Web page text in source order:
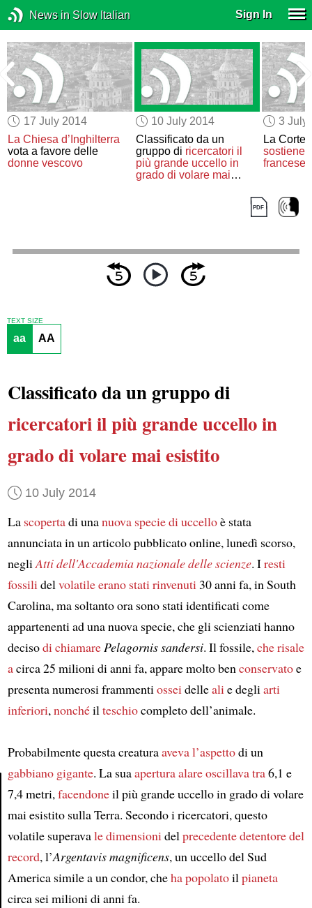
News in Slow Italian Sign In
17 July 2014
La Chiesa d’Inghilterra
vota a favore delle
donne vescovo
10 July 2014
Classificato da un
gruppo di ricercatori il
più grande uccello in
grado di volare mai
3 July
La Corte
sostiene
francese
Article
TEXT SIZE
aa AA
Classificato da un gruppo di
ricercatoriil più grande uccello in
grado di volare mai esistito
10 July 2014
La scopertadi unanuova specie di uccelloè stata
annunciata in un articolo pubblicato online, lunedì scorso,
negliAtti dell'Accademia nazionale delle scienze. Iresti
fossilidelvolatileerano stati rinvenuti30 anni fa, in South
Carolina, ma soltanto ora sono stati identificati come
appartenenti ad una nuova specie, che gli scienziati hanno
decisodi chiamarePelagornis sandersi. Il fossile,che risale
acirca 25 milioni di anni fa, appare molto benconservatoe
presenta numerosi frammentiosseidellealie degliarti
inferiori,nonchéilteschiocompleto dell’animale.
Probabilmente questa creaturaaveva l’aspettodi un
gabbiano gigante. La suaapertura alareoscillava tra6,1 e
7,4 metri,facendoneil più grande uccello in grado di volare
mai esistito sulla Terra. Secondo i ricercatori, questo
volatile superavale dimensionidelprecedentedetentore del
record, l’Argentavis magnificens, un uccello del Sud
America simile a un condor, cheha popolatoilpianeta
circa sei milioni di anni fa.